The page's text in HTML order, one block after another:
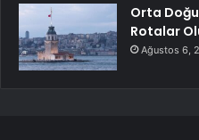
Orta
Rotalar
Ağustos 6,